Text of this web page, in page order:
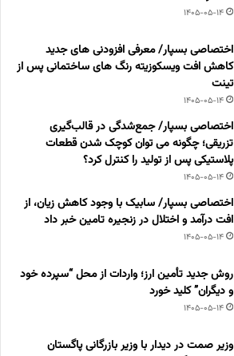
1405-05-14
اختصاصی بسپار/ معرفی افزودنی های جدید
کاهش افت ویسکوزیته رنگ های ساختمانی پس از
تینت
1405-05-14
اختصاصی بسپار/ جمع‌شدگی در قالب‌گیری
تزریقی؛ چگونه می توان کوچک شدن قطعات
پلاستیکی پس از تولید را کنترل کرد؟
1405-05-14
اختصاصی بسپار/ سابیک با وجود کاهش زیان، از
افت درآمد و اختلال در زنجیره تامین خبر داد
1405-05-14
روش جدید تأمین ارز؛ واردات از محل “سپرده خود
و دیگران” کلید خورد
1405-05-14
وزیر صمت در دیدار با وزیر بازرگانی پاگستان